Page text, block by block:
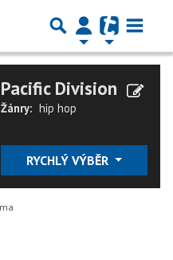
Pacific Division
Žánry: hip hop
RYCHLÝ VÝBĚR